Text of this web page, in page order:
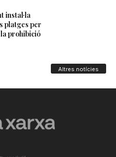
Altres notícies